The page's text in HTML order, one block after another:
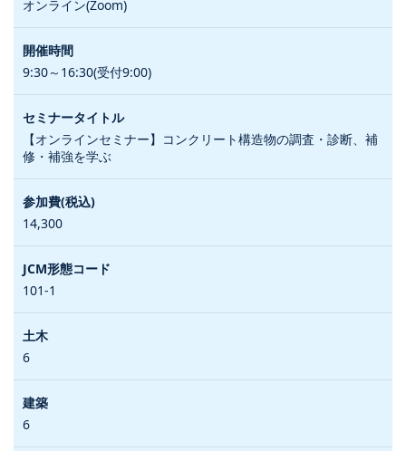
オンライン(Zoom)
9:30～16:30(受付9:00)
【オンラインセミナー】コンクリート構造物の調査・診断、補
修・補強を学ぶ
14,300
101-1
6
6